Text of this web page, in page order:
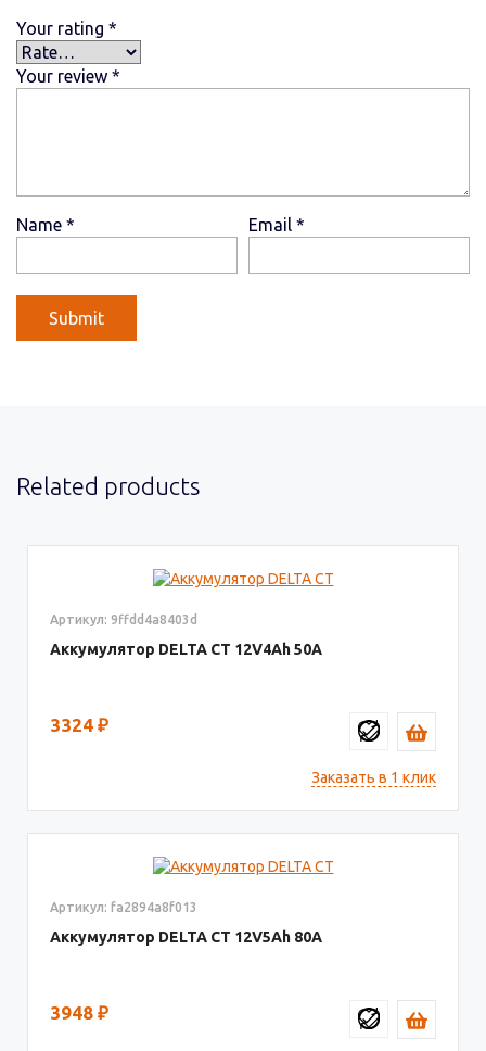
Your rating *
Your review *
Name * Email *
Related products
Артикул: 9ffdd4a8403d
Аккумулятор DELTA СТ 12V4 50
3324 ₽
Заказать в 1 клик
Артикул: fa2894a8f013
Аккумулятор DELTA СТ 12V5 80
3948 ₽